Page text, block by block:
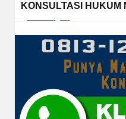
KONSULTASI